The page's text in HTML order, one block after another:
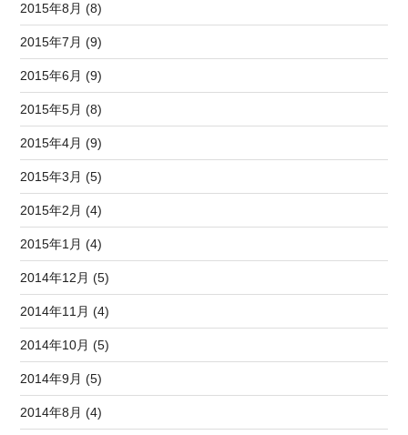
2015年8月 (8)
2015年7月 (9)
2015年6月 (9)
2015年5月 (8)
2015年4月 (9)
2015年3月 (5)
2015年2月 (4)
2015年1月 (4)
2014年12月 (5)
2014年11月 (4)
2014年10月 (5)
2014年9月 (5)
2014年8月 (4)